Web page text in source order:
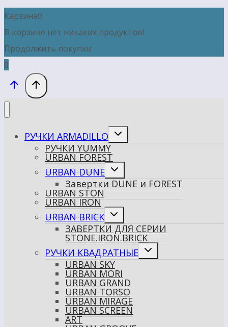
Карзина0
В корзине нет никаких продуктов!
Продолжить покупки
0
РУЧКИ ARMADILLO
Переключить
РУЧКИ YUMMY
URBAN FOREST
URBAN DUNE
Переключить
меню
Завертки DUNE и FOREST
URBAN STON
URBAN IRON
URBAN BRICK
Переключить
меню
ЗАВЕРТКИ ДЛЯ СЕРИИ
STONE.IRON.BRICK
РУЧКИ КВАДРАТНЫЕ
Переключить
URBAN SKY
URBAN MORI
URBAN GRAND
URBAN TORSO
URBAN MIRAGE
URBAN SCREEN
ART